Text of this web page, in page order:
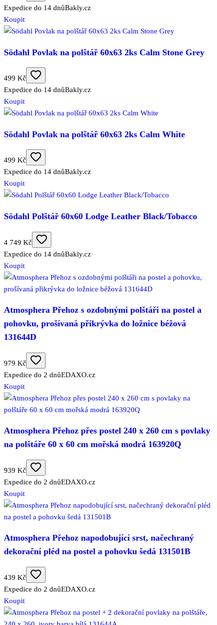
Expedice do 14 dnůBakly.cz
Koupit
Södahl Povlak na polštář 60x63 2ks Calm Stone Grey
499 Kč
Expedice do 14 dnůBakly.cz
Koupit
Södahl Povlak na polštář 60x63 2ks Calm White
499 Kč
Expedice do 14 dnůBakly.cz
Koupit
Södahl Polštář 60x60 Lodge Leather Black/Tobacco
4 749 Kč
Expedice do 14 dnůBakly.cz
Koupit
Atmosphera Přehoz s ozdobnými polštáři na postel a
pohovku, prošívaná přikrývka do ložnice béžová
131644D
979 Kč
Expedice do 2 dnůEDAXO.cz
Koupit
Atmosphera Přehoz přes postel 240 x 260 cm s povlaky
na polštáře 60 x 60 cm mořská modrá 163920Q
939 Kč
Expedice do 2 dnůEDAXO.cz
Koupit
Atmosphera Přehoz napodobující srst, načechraný
dekorační pléd na postel a pohovku šedá 131501B
439 Kč
Expedice do 2 dnůEDAXO.cz
Koupit